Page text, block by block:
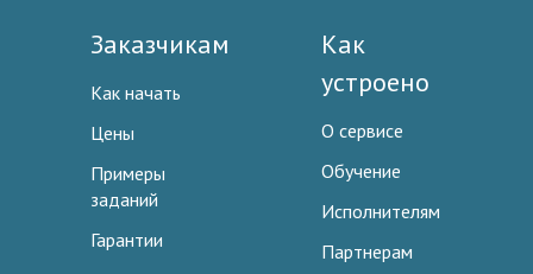
Заказчикам
Как начать
Цены
Примеры
заданий
Гарантии
Как
устроено
О сервисе
Обучение
Исполнителям
Партнерам